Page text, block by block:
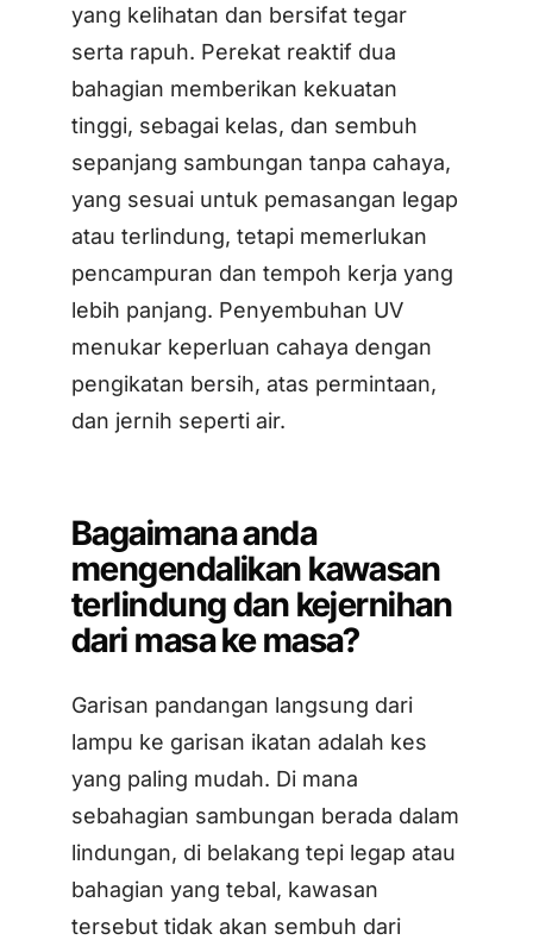
yang kelihatan dan bersifat tegar
serta rapuh. Perekat reaktif dua
bahagian memberikan kekuatan
tinggi, sebagai kelas, dan sembuh
sepanjang sambungan tanpa cahaya,
yang sesuai untuk pemasangan legap
atau terlindung, tetapi memerlukan
pencampuran dan tempoh kerja yang
lebih panjang. Penyembuhan UV
menukar keperluan cahaya dengan
pengikatan bersih, atas permintaan,
dan jernih seperti air.
Bagaimana anda
mengendalikan kawasan
terlindung dan kejernihan
dari masa ke masa?
Garisan pandangan langsung dari
lampu ke garisan ikatan adalah kes
yang paling mudah. Di mana
sebahagian sambungan berada dalam
lindungan, di belakang tepi legap atau
bahagian yang tebal, kawasan
tersebut tidak akan sembuh dari